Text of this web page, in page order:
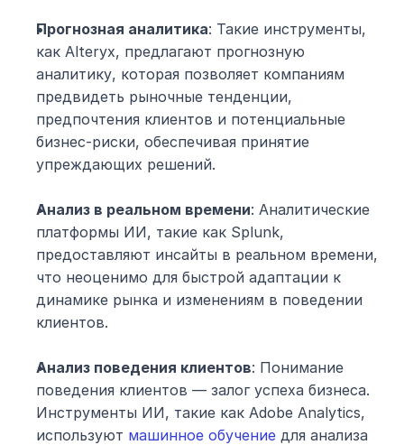
Прогнозная аналитика: Такие инструменты,
как Alteryx, предлагают прогнозную
аналитику, которая позволяет компаниям
предвидеть рыночные тенденции,
предпочтения клиентов и потенциальные
бизнес-риски, обеспечивая принятие
упреждающих решений.
Анализ в реальном времени: Аналитические
платформы ИИ, такие как Splunk,
предоставляют инсайты в реальном времени,
что неоценимо для быстрой адаптации к
динамике рынка и изменениям в поведении
клиентов.
Анализ поведения клиентов: Понимание
поведения клиентов — залог успеха бизнеса.
Инструменты ИИ, такие как Adobe Analytics,
используют машинное обучение для анализа